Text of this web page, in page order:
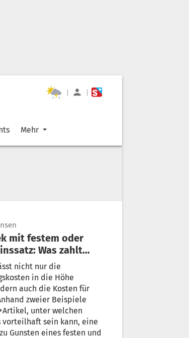
| |
Mehr
Was zahlt
nicht nur die
in die Höhe
auch die Kosten für
zweier Beispiele
unter welchen
vorteilhaft sein kann, eine
Gunsten eines festen und